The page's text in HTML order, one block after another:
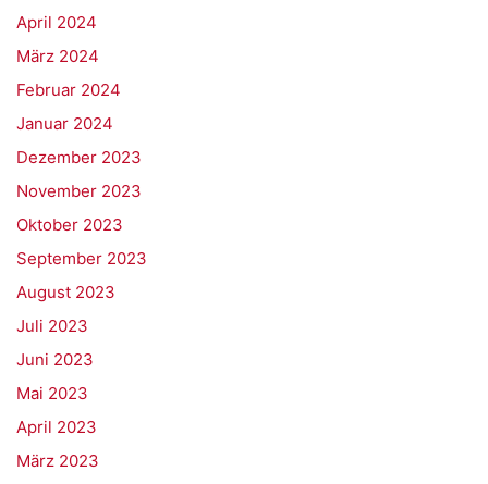
April 2024
März 2024
Februar 2024
Januar 2024
Dezember 2023
November 2023
Oktober 2023
September 2023
August 2023
Juli 2023
Juni 2023
Mai 2023
April 2023
März 2023